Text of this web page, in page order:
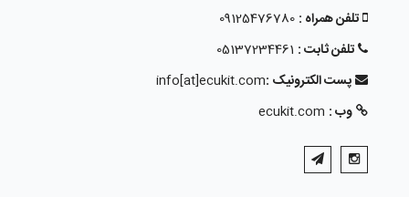
تلفن همراه : 09125476780
تلفن ثابت : 05137234461
پست الکترونیک :info[at]ecukit.com
وب : ecukit.com